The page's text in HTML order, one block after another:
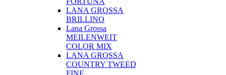
LANA GROSSA
BRILLINO
Lana Grossa
MEILENWEIT
COLOR MIX
LANA GROSSA
COUNTRY TWEED
FINE